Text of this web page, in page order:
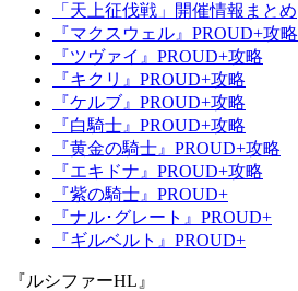
「天上征伐戦」開催情報まとめ
『マクスウェル』PROUD+攻略
『ツヴァイ』PROUD+攻略
『キクリ』PROUD+攻略
『ケルブ』PROUD+攻略
『白騎士』PROUD+攻略
『黄金の騎士』PROUD+攻略
『エキドナ』PROUD+攻略
『紫の騎士』PROUD+
『ナル･グレート』PROUD+
『ギルベルト』PROUD+
『ルシファーHL』